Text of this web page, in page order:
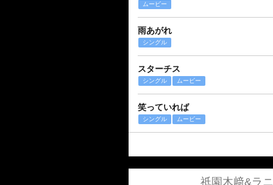
ムービー
雨あがれ
シングル
スターチス
シングル ムービー
笑っていれば
シングル ムービー
祇園木﨑&ラ